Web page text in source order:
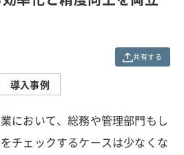
共有する
導入事例
において、総務や管理部門もし
チェックするケースは少なくな